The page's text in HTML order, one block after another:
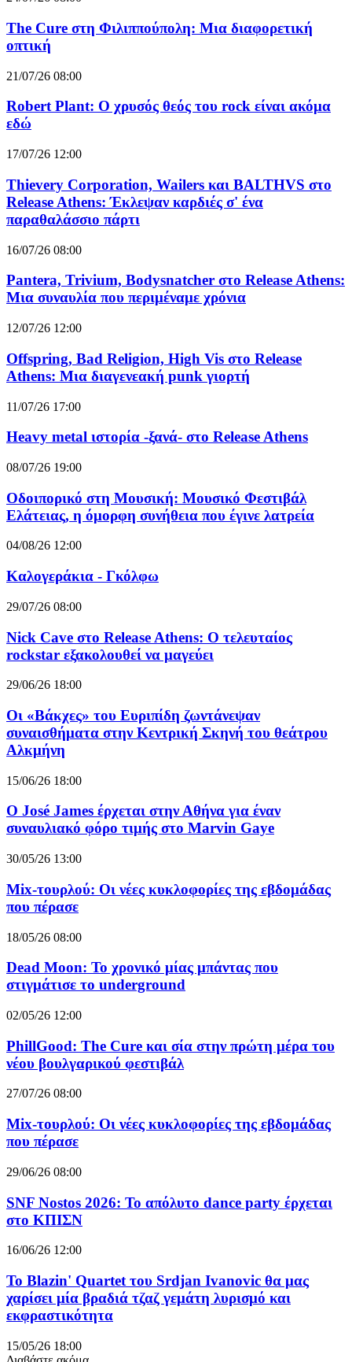
The Cure στη Φιλιππούπολη: Μια διαφορετική
οπτική
21/07/26 08:00
Robert Plant: Ο χρυσός θεός του rock είναι ακόμα
εδώ
17/07/26 12:00
Thievery Corporation, Wailers και BALTHVS στο
Release Athens: Έκλεψαν καρδιές σ' ένα
παραθαλάσσιο πάρτι
16/07/26 08:00
Pantera, Trivium, Bodysnatcher στο Release Athens:
Μια συναυλία που περιμέναμε χρόνια
12/07/26 12:00
Offspring, Bad Religion, High Vis στο Release
Athens: Μια διαγενεακή punk γιορτή
11/07/26 17:00
Heavy metal ιστορία -ξανά- στο Release Athens
08/07/26 19:00
Οδοιπορικό στη Μουσική: Μουσικό Φεστιβάλ
Ελάτειας, η όμορφη συνήθεια που έγινε λατρεία
04/08/26 12:00
Καλογεράκια - Γκόλφω
29/07/26 08:00
Nick Cave στο Release Athens: Ο τελευταίος
rockstar εξακολουθεί να μαγεύει
29/06/26 18:00
Οι «Βάκχες» του Ευριπίδη ζωντάνεψαν
συναισθήματα στην Κεντρική Σκηνή του θεάτρου
Αλκμήνη
15/06/26 18:00
Ο José James έρχεται στην Αθήνα για έναν
συναυλιακό φόρο τιμής στο Marvin Gaye
30/05/26 13:00
Mix-τουρλού: Οι νέες κυκλοφορίες της εβδομάδας
που πέρασε
18/05/26 08:00
Dead Moon: Το χρονικό μίας μπάντας που
στιγμάτισε το underground
02/05/26 12:00
PhillGood: The Cure και σία στην πρώτη μέρα του
νέου βουλγαρικού φεστιβάλ
27/07/26 08:00
Mix-τουρλού: Οι νέες κυκλοφορίες της εβδομάδας
που πέρασε
29/06/26 08:00
SNF Nostos 2026: To απόλυτο dance party έρχεται
στο ΚΠΙΣΝ
16/06/26 12:00
Το Blazin' Quartet του Srdjan Ivanovic θα μας
χαρίσει μία βραδιά τζαζ γεμάτη λυρισμό και
εκφραστικότητα
15/05/26 18:00